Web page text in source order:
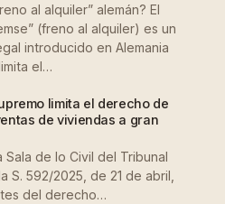
al alquiler” alemán? El
(freno al alquiler) es un
introducido en Alemania
el…
limita el derecho de
de viviendas a gran
Sala de lo Civil del Tribunal
S. 592/2025, de 21 de abril,
del derecho…